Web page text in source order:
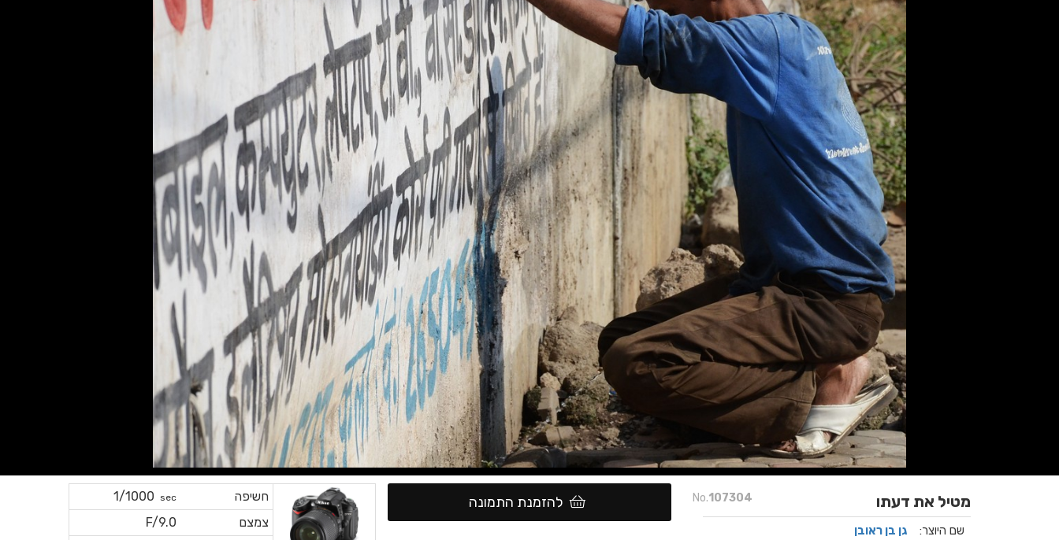
No.107304 מטיל את דעתו
שם היוצר: גן בן ראובן
חשיפה sec
1/1000
צמצם
F/9.0
להזמנת התמונה